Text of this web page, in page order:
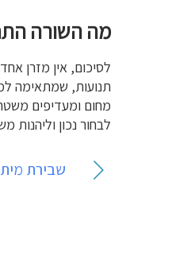
מה השורה
לסיכום, אין מזרן
תנועות, שמתאימה
לבחור נכון וליהנות
ניווט שבירת